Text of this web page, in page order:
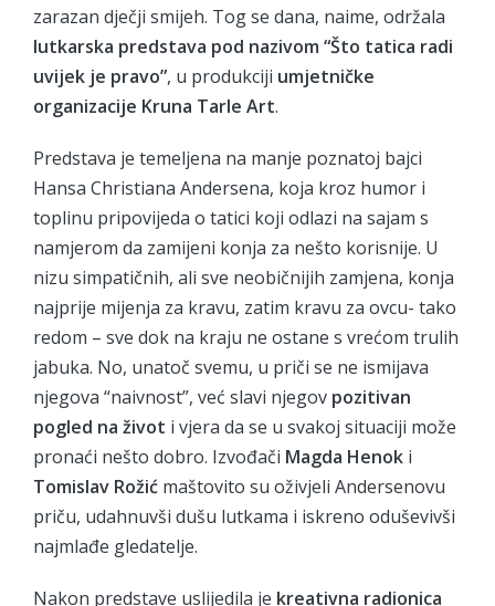
zarazan dječji smijeh. Tog se dana, naime, održala
lutkarska predstava pod nazivom “Što tatica radi
uvijek je pravo”, u produkciji umjetničke
organizacije Kruna Tarle Art.
Predstava je temeljena na manje poznatoj bajci
Hansa Christiana Andersena, koja kroz humor i
toplinu pripovijeda o tatici koji odlazi na sajam s
namjerom da zamijeni konja za nešto korisnije. U
nizu simpatičnih, ali sve neobičnijih zamjena, konja
najprije mijenja za kravu, zatim kravu za ovcu- tako
redom – sve dok na kraju ne ostane s vrećom trulih
jabuka. No, unatoč svemu, u priči se ne ismijava
njegova “naivnost”, već slavi njegov pozitivan
pogled na život i vjera da se u svakoj situaciji može
pronaći nešto dobro. Izvođači Magda Henok i
Tomislav Rožić maštovito su oživjeli Andersenovu
priču, udahnuvši dušu lutkama i iskreno oduševivši
najmlađe gledatelje.
Nakon predstave uslijedila je kreativna radionica